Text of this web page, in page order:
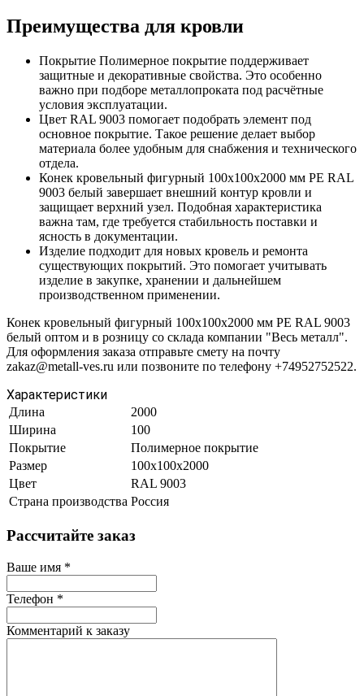
Преимущества для кровли
Покрытие Полимерное покрытие поддерживает
защитные и декоративные свойства. Это особенно
важно при подборе металлопроката под расчётные
условия эксплуатации.
Цвет RAL 9003 помогает подобрать элемент под
основное покрытие. Такое решение делает выбор
материала более удобным для снабжения и технического
отдела.
Конек кровельный фигурный 100х100х2000 мм PE RAL
9003 белый завершает внешний контур кровли и
защищает верхний узел. Подобная характеристика
важна там, где требуется стабильность поставки и
ясность в документации.
Изделие подходит для новых кровель и ремонта
существующих покрытий. Это помогает учитывать
изделие в закупке, хранении и дальнейшем
производственном применении.
Конек кровельный фигурный 100х100х2000 мм PE RAL 9003
белый оптом и в розницу со склада компании "Весь металл".
Для оформления заказа отправьте смету на почту
zakaz@metall-ves.ru или позвоните по телефону +74952752522.
Характеристики
Длина
2000
Ширина
100
Покрытие
Полимерное покрытие
Размер
100х100х2000
Цвет
RAL 9003
Страна производства Россия
Рассчитайте заказ
Ваше имя *
Телефон *
Комментарий к заказу